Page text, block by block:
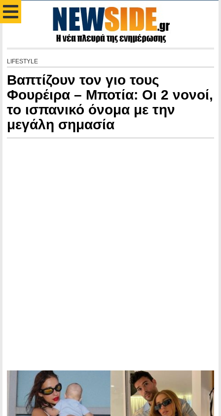
LIFESTYLE
Βαπτίζουν τον γιο τους
Φουρέιρα – Μποτία: Οι 2 νονοί,
το ισπανικό όνομα με την
μεγάλη σημασία